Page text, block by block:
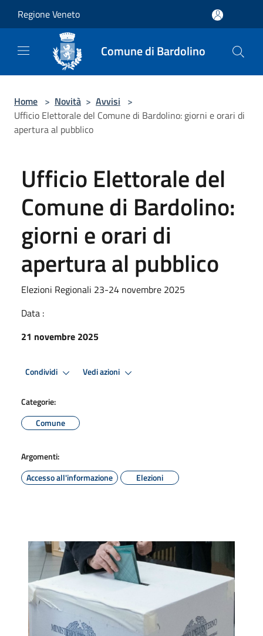
Regione Veneto
Comune di Bardolino
Home > Novità > Avvisi >
Ufficio Elettorale del Comune di Bardolino: giorni e orari di
apertura al pubblico
Ufficio Elettorale del
Comune di Bardolino:
giorni e orari di
apertura al pubblico
Elezioni Regionali 23-24 novembre 2025
Data :
21 novembre 2025
Condividi Vedi azioni
Categorie:
Comune
Argomenti:
Accesso all'informazione
Elezioni